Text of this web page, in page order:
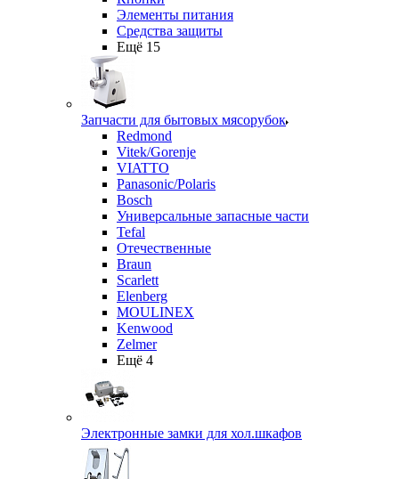
Элементы питания
Средства защиты
Ещё 15
Запчасти для бытовых мясорубок
Redmond
Vitek/Gorenje
VIATTO
Panasonic/Polaris
Bosch
Универсальные запасные части
Tefal
Отечественные
Braun
Scarlett
Elenberg
MOULINEX
Kenwood
Zelmer
Ещё 4
Электронные замки для хол.шкафов